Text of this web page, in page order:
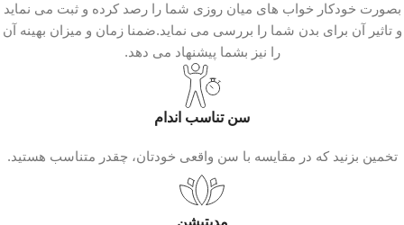
بصورت خودکار خواب های میان روزی شما را رصد کرده و ثبت می نماید
و تاثیر آن برای بدن شما را بررسی می نماید.ضمنا زمان و میزان بهینه آن
را نیز بشما پیشنهاد می دهد.
سن تناسب اندام
تخمین بزنید که در مقایسه با سن واقعی خودتان، چقدر متناسب هستید.